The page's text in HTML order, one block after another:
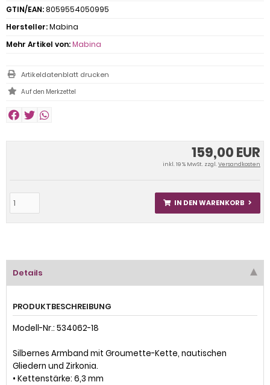
159,00 EUR
inkl. 19 % MwSt. zzgl.Versandkosten
IN DEN WARENKORB
GTIN/EAN:8059554050995
Hersteller:Mabina
Mehr Artikel von:Mabina
Artikeldatenblatt drucken
Details
PRODUKTBESCHREIBUNG
Modell-Nr.: 534062-18
Silbernes Armband mit Groumette-Kette, nautischen
Gliedern und Zirkonia.
• Kettenstärke: 6,3 mm